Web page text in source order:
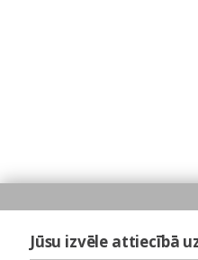
Jūsu izvēle attiecībā